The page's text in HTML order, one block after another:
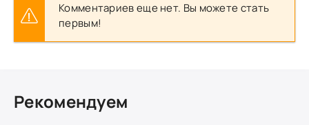
Комментариев еще нет. Вы можете стать
первым!
Рекомендуем